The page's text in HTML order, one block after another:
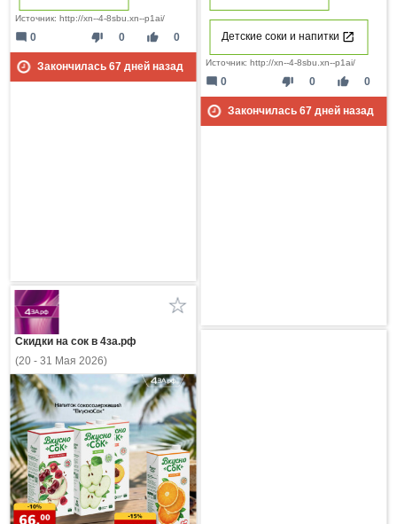
Источник: http://xn--4-8sbu.xn--p1ai/
thumb_down 0 thumb_up 0
mode_comment 0
Закончилась 67дней назад
Детские соки и напитки
Источник: http://xn--4-8sbu.xn--p1ai/
thumb_down 0 thumb_up 0
mode_comment 0
Закончилась 67дней назад
Скидки на сок в 4за.рф
(20 - 31 Мая 2026)